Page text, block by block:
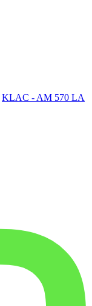
KLAC - AM 570 LA